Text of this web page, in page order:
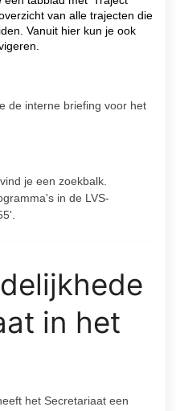
van alle trajecten die
Vanuit hier kun je ook
de interne briefing voor het
je een zoekbalk.
in de LVS-
in het
het Secretariaat een